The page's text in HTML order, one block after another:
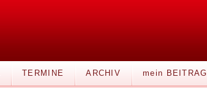
TERMINE ARCHIV mein BEITRAG